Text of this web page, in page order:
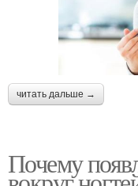
читать дальше →
Почему